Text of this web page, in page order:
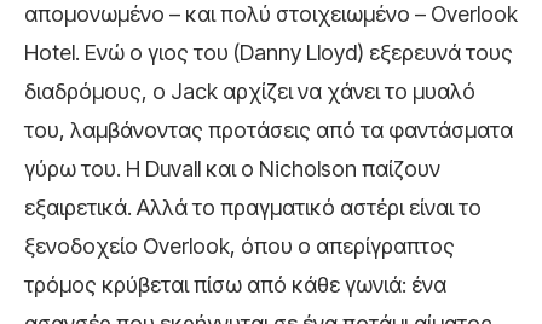
απομονωμένο – και πολύ στοιχειωμένο – Overlook
Hotel. Ενώ ο γιος του (Danny Lloyd) εξερευνά τους
διαδρόμους, ο Jack αρχίζει να χάνει το μυαλό
του, λαμβάνοντας προτάσεις από τα φαντάσματα
γύρω του. Η Duvall και ο Nicholson παίζουν
εξαιρετικά. Αλλά το πραγματικό αστέρι είναι το
ξενοδοχείο Overlook, όπου ο απερίγραπτος
τρόμος κρύβεται πίσω από κάθε γωνιά: ένα